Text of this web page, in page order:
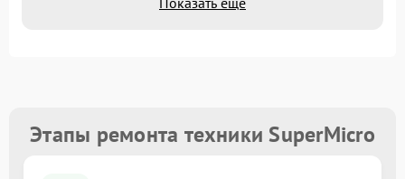
Этапы ремонта техники SuperMicro